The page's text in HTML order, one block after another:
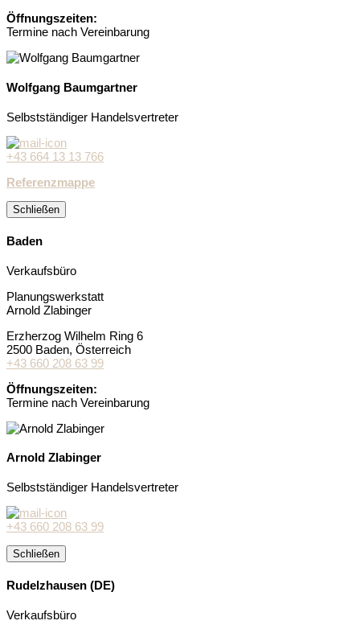
Öffnungszeiten:
Termine nach Vereinbarung
Wolfgang Baumgartner
Selbstständiger Handelsvertreter
+43 664 13 13 766
Referenzmappe
Schließen
Baden
Verkaufsbüro
Planungswerkstatt
Arnold Zlabinger
Erzherzog Wilhelm Ring 6
2500 Baden, Österreich
+43 660 208 63 99
Öffnungszeiten:
Termine nach Vereinbarung
Arnold Zlabinger
Selbstständiger Handelsvertreter
+43 660 208 63 99
Schließen
Rudelzhausen (DE)
Verkaufsbüro